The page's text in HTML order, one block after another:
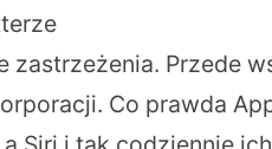
zastrzeżenia. Przede
Co prawda